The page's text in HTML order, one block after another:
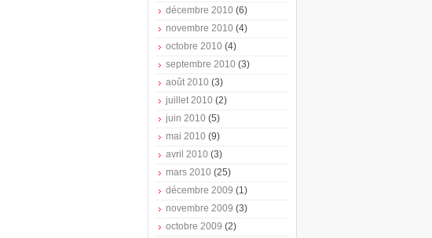
décembre 2010 (6)
novembre 2010 (4)
octobre 2010 (4)
septembre 2010 (3)
août 2010 (3)
juillet 2010 (2)
juin 2010 (5)
mai 2010 (9)
avril 2010 (3)
mars 2010 (25)
décembre 2009 (1)
novembre 2009 (3)
octobre 2009 (2)